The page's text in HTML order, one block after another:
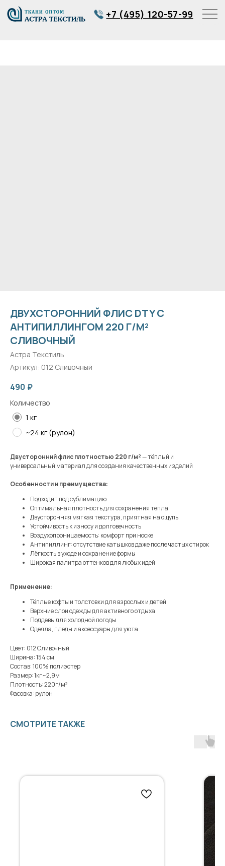
+7 (495) 120-57-99
ДВУХСТОРОННИЙ ФЛИС DTY С
АНТИПИЛЛИНГОМ 220 Г/М²
СЛИВОЧНЫЙ
Астра Текстиль
Артикул: 012 Сливочный
490 ₽
Количество
1 кг
~24 кг (рулон)
Двусторонний флис плотностью 220 г/м²— тёплый и
универсальный материал для создания качественных изделий
Особенности и преимущества:
Подходит под сублимацию
Оптимальная плотность для сохранения тепла
Двусторонняя мягкая текстура, приятная на ощупь
Устойчивость к износу и долговечность
Воздухопроницаемость: комфорт при носке
Антипиллинг: отсутствие катышков даже после частых стирок
Лёгкость в уходе и сохранение формы
Широкая палитра оттенков для любых идей
Применение:
Тёплые кофты и толстовки для взрослых и детей
Верхние слои одежды для активного отдыха
Поддевы для холодной погоды
Одеяла, пледы и аксессуары для уюта
Цвет: 012 Сливочный
Ширина: 154 см
Состав: 100% полиэстер
Размер: 1кг~2,9м
Плотность: 220г/м²
Фасовка: рулон
СМОТРИТЕ ТАКЖЕ